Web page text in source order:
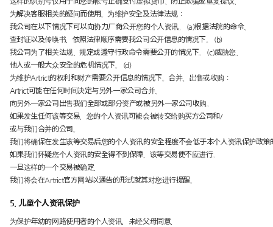
为解决客服相关的疑问而使用。为维护安全及法律法规：
我公司在以下情况下可以向协力厂商公开您的个人资讯。 (a)根据法院的命令、
查封证以及传唤书，依照法律顺序需要我公司公开信息的情况下。 (b)
我公司为了相关法规、规定或遵守行政命令需要公开的情况下。 (c)威胁您、
他人或一般大众安全的危机情况下。 (d)
为维护Artrict的权利和财产需要公开信息的情况下。合并、出售或收购：
Artrict可能在任何时间决定与另外一家公司合并、
向另外一家公司出售我们全部或部分资产或被另外一家公司收购。
如果发生任何该等交易，您的个人资讯可能会被转交给购买方公司和/
或与我们合并的公司。
我们将确保在发生该等交易后您的个人资讯的安全程度不会低于本个人资讯保护政策
如果我们怀疑您个人资讯的安全得不到保障，该等交易便不应进行。
一旦这样的一个交易被确定，
我们将会在Artrict官方网站以通告的形式就其对您进行提醒。
5. 儿童个人资讯保护
为保护年幼的网路使用者的个人资讯，未经父母同意，